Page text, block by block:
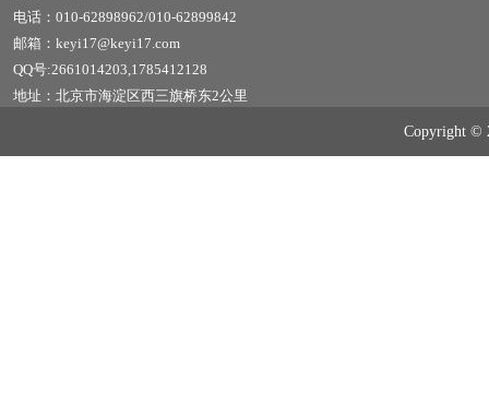
电话：010-62898962/010-62899842
邮箱：keyi17@keyi17.com
QQ号:2661014203,1785412128
地址：北京市海淀区西三旗桥东2公里
Copyright ©